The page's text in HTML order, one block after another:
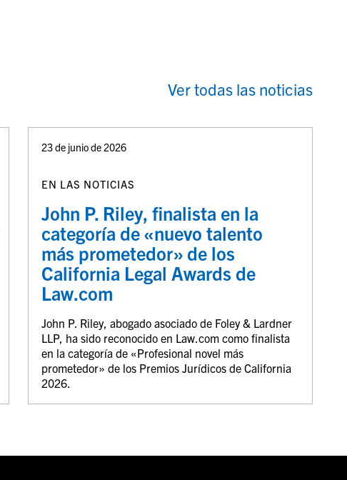
Ver todas las noticias
23 de junio de 2026
EN LAS NOTICIAS
John P. Riley, finalista en la
categoría de «nuevo talento
más prometedor» de los
California Legal Awards de
Law.com
John P. Riley, abogado asociado de Foley & Lardner
LLP, ha sido reconocido en Law.com como finalista
en la categoría de «Profesional novel más
prometedor» de los Premios Jurídicos de California
2026.